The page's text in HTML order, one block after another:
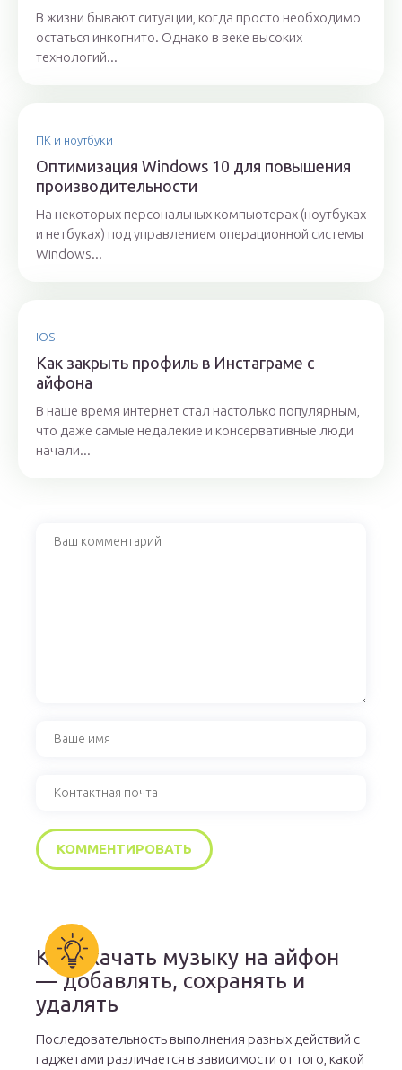
В жизни бывают ситуации, когда просто необходимо
остаться инкогнито. Однако в веке высоких
технологий...
ПК и ноутбуки
Оптимизация Windows 10 для повышения
производительности
На некоторых персональных компьютерах (ноутбуках
и нетбуках) под управлением операционной системы
Windows...
IOS
Как закрыть профиль в Инстаграме с
айфона
В наше время интернет стал настолько популярным,
что даже самые недалекие и консервативные люди
начали...
Как скачать музыку на айфон
— добавлять, сохранять и
удалять
Последовательность выполнения разных действий с
гаджетами различается в зависимости от того, какой